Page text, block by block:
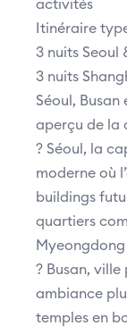
activités
Itinéraire
3 nuits Seoul
3 nuits
Séoul,
aperçu de la
?️ Séoul, la
moderne où
buildings
quartiers
? Busan,
ambiance
temples en